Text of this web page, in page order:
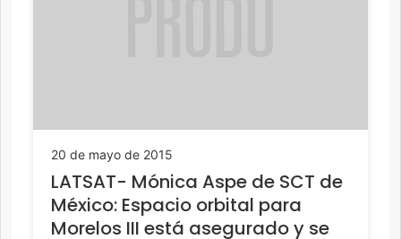
20 de mayo de 2015
LATSAT- Mónica Aspe de SCT de
México: Espacio orbital para
Morelos III está asegurado y se